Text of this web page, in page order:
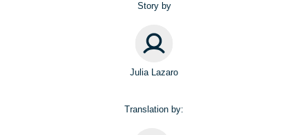
Story by
Julia Lazaro
Translation by: